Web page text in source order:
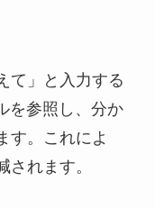
て」と入力する
を参照し、分か
す。これによ
されます。